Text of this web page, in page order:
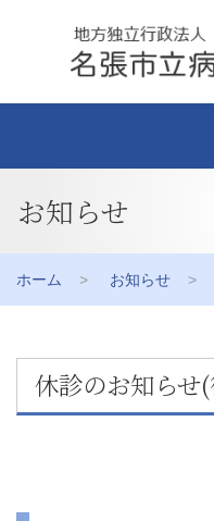
お知らせ
ホーム お知らせ
休診のお知らせ